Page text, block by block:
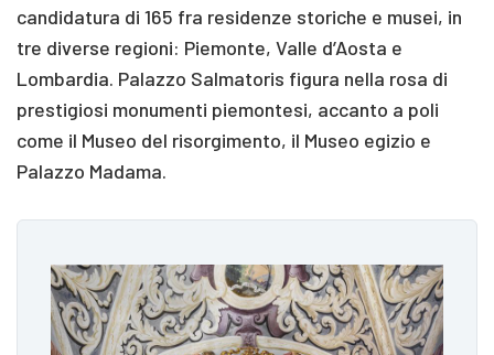
candidatura di 165 fra residenze storiche e musei, in
tre diverse regioni: Piemonte, Valle d’Aosta e
Lombardia. Palazzo Salmatoris figura nella rosa di
prestigiosi monumenti piemontesi, accanto a poli
come il Museo del risorgimento, il Museo egizio e
Palazzo Madama.